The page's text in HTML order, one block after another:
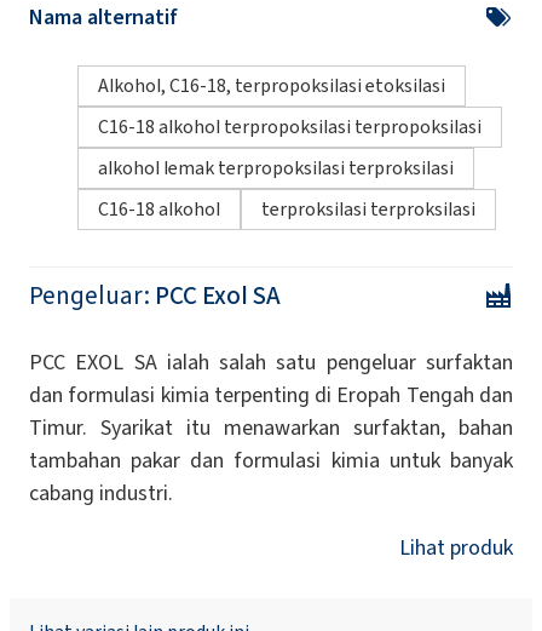
Nama alternatif
Alkohol, C16-18, terpropoksilasi etoksilasi
C16-18 alkohol terpropoksilasi terpropoksilasi
alkohol lemak terpropoksilasi terproksilasi
C16-18 alkohol
terproksilasi terproksilasi
Pengeluar: PCC Exol SA
PCC EXOL SA ialah salah satu pengeluar surfaktan
dan formulasi kimia terpenting di Eropah Tengah dan
Timur. Syarikat itu menawarkan surfaktan, bahan
tambahan pakar dan formulasi kimia untuk banyak
cabang industri.
Lihat produk